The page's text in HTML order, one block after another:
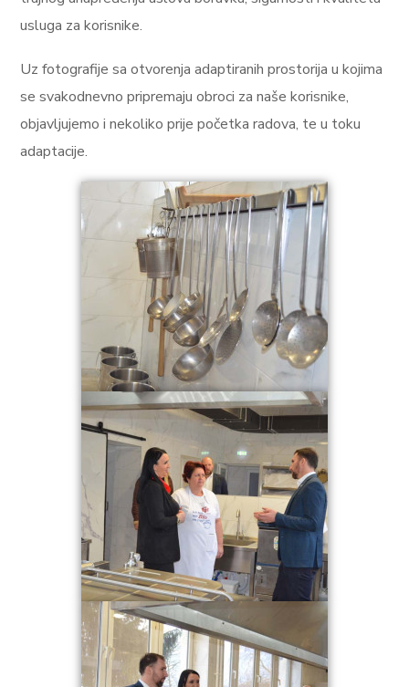
usluga za korisnike.
Uz fotografije sa otvorenja adaptiranih prostorija u kojima
se svakodnevno pripremaju obroci za naše korisnike,
objavljujemo i nekoliko prije početka radova, te u toku
adaptacije.